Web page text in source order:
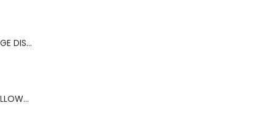
BERNS ACR.OHRRINGE DISP. 130*320MM FOR 36 PAIRS
BERNS ARMBAND PILLOW+HOLD.8*8 ,5 WH.PU